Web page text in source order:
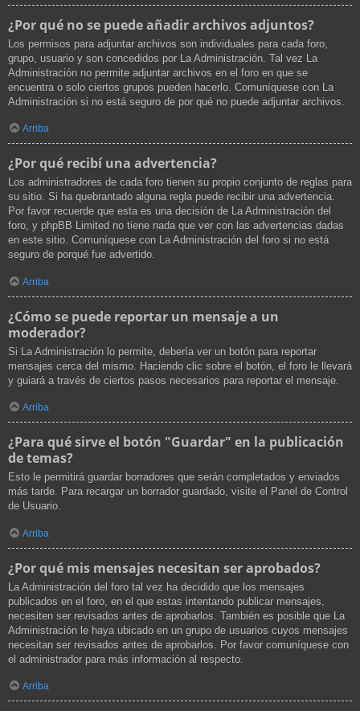
¿Por qué no se puede añadir archivos adjuntos?
Los permisos para adjuntar archivos son individuales para cada foro,
grupo, usuario y son concedidos por La Administración. Tal vez La
Administración no permite adjuntar archivos en el foro en que se
encuentra o solo ciertos grupos pueden hacerlo. Comuníquese con La
Administración si no está seguro de por qué no puede adjuntar archivos.
Arriba
¿Por qué recibí una advertencia?
Los administradores de cada foro tienen su propio conjunto de reglas para
su sitio. Si ha quebrantado alguna regla puede recibir una advertencia.
Por favor recuerde que esta es una decisión de La Administración del
foro, y phpBB Limited no tiene nada que ver con las advertencias dadas
en este sitio. Comuníquese con La Administración del foro si no está
seguro de porqué fue advertido.
Arriba
¿Cómo se puede reportar un mensaje a un
moderador?
Si La Administración lo permite, debería ver un botón para reportar
mensajes cerca del mismo. Haciendo clic sobre el botón, el foro le llevará
y guiará a través de ciertos pasos necesarios para reportar el mensaje.
Arriba
¿Para qué sirve el botón "Guardar" en la publicación
de temas?
Esto le permitirá guardar borradores que serán completados y enviados
más tarde. Para recargar un borrador guardado, visite el Panel de Control
de Usuario.
Arriba
¿Por qué mis mensajes necesitan ser aprobados?
La Administración del foro tal vez ha decidido que los mensajes
publicados en el foro, en el que estas intentando publicar mensajes,
necesiten ser revisados antes de aprobarlos. También es posible que La
Administración le haya ubicado en un grupo de usuarios cuyos mensajes
necesitan ser revisados antes de aprobarlos. Por favor comuníquese con
el administrador para más información al respecto.
Arriba